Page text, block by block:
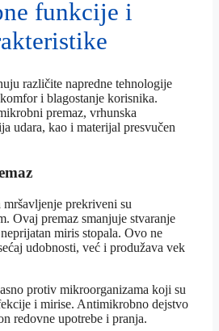
funkcije i
različite napredne tehnologije
i blagostanje korisnika.
premaz, vrhunska
udara, kao i materijal presvučen
prekriveni su
Ovaj premaz smanjuje stvaranje
miris stopala. Ovo ne
udobnosti, već i produžava vek
protiv mikroorganizama koji su
i mirise. Antimikrobno dejstvo
redovne upotrebe i pranja.